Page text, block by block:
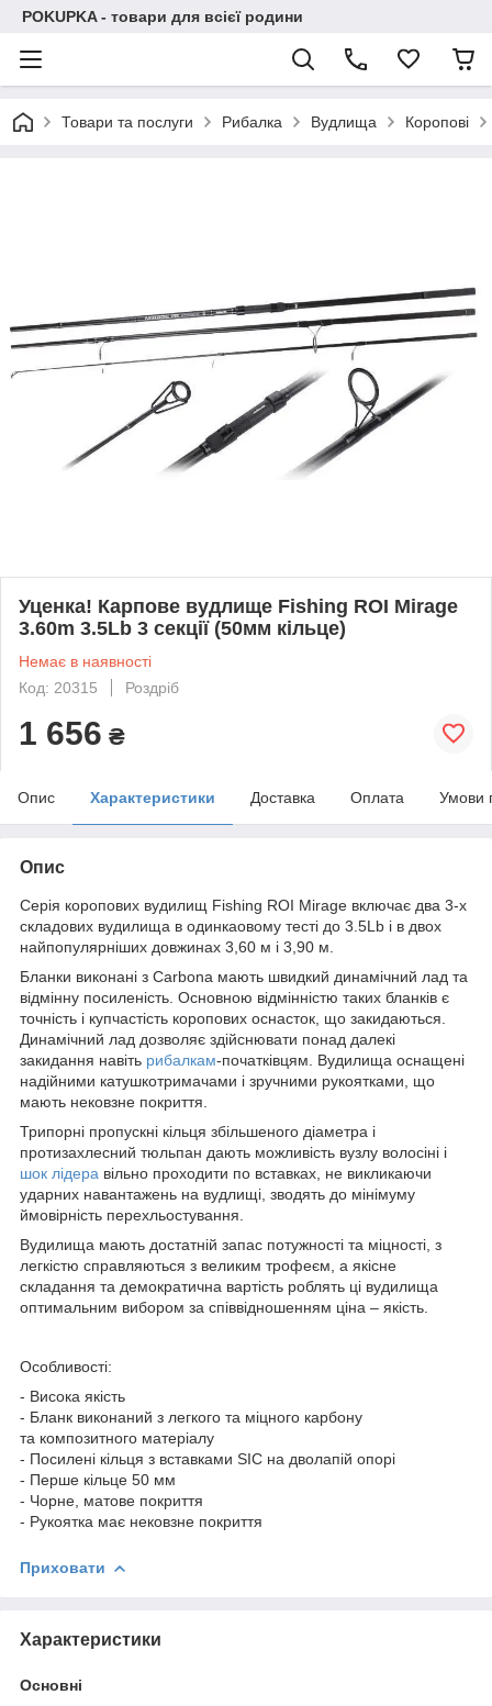
POKUPKA - товари для всієї родини
Товари та послуги Рибалка Вудлища Коропові
Уценка! Карпове вудлище Fishing ROI Mirage
3.60m 3.5Lb 3 секції (50мм кільце)
Немає в наявності
Код: 20315
Роздріб
1 656 ₴
Опис Характеристики Доставка Оплата Умови
Опис
Серія коропових вудилищ Fishing ROI Mirage включає два 3-х
складових вудилища в одинкаовому тесті до 3.5Lb і в двох
найпопулярніших довжинах 3,60 м і 3,90 м.
Бланки виконані з Carbonа мають швидкий динамічний лад та
відмінну посиленість. Основною відмінністю таких бланків є
точність і купчастість коропових оснасток, що закидаються.
Динамічний лад дозволяє здійснювати понад далекі
закидання навіть рибалкам-початківцям. Вудилища оснащені
надійними катушкотримачами і зручними рукоятками, що
мають нековзне покриття.
Трипорні пропускні кільця збільшеного діаметра і
протизахлесний тюльпан дають можливість вузлу волосіні і
шок лідера вільно проходити по вставках, не викликаючи
ударних навантажень на вудлищі, зводять до мінімуму
ймовірність перехльостування.
Вудилища мають достатній запас потужності та міцності, з
легкістю справляються з великим трофеєм, а якісне
складання та демократична вартість роблять ці вудилища
оптимальним вибором за співвідношенням ціна – якість.
Особливості:
- Висока якість
- Бланк виконаний з легкого та міцного карбону
та композитного матеріалу
- Посилені кільця з вставками SIC на дволапій опорі
- Перше кільце 50 мм
- Чорне, матове покриття
- Рукоятка має нековзне покриття
Приховати
Характеристики
Основні